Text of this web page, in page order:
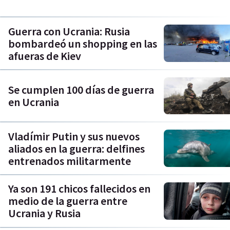
Guerra con Ucrania: Rusia
bombardeó un shopping en las
afueras de Kiev
Se cumplen 100 días de guerra
en Ucrania
Vladímir Putin y sus nuevos
aliados en la guerra: delfines
entrenados militarmente
Ya son 191 chicos fallecidos en
medio de la guerra entre
Ucrania y Rusia